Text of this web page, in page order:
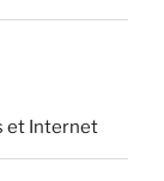
et Internet